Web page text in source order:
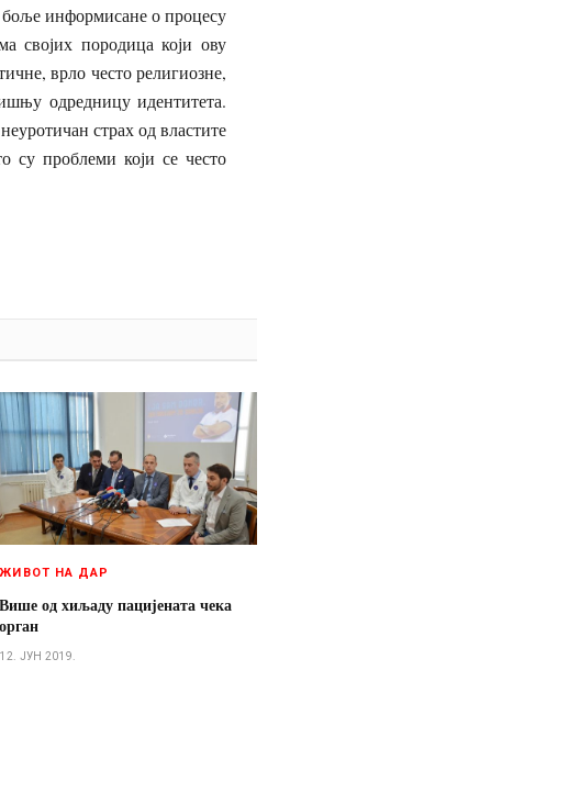
информисане о процесу
својих породица који ову
врло често религиозне,
одредницу идентитета.
страх од властите
су проблеми који се често
ЖИВОТ НА ДАР
Више од хиљаду пацијената чека
орган
12. ЈУН 2019.